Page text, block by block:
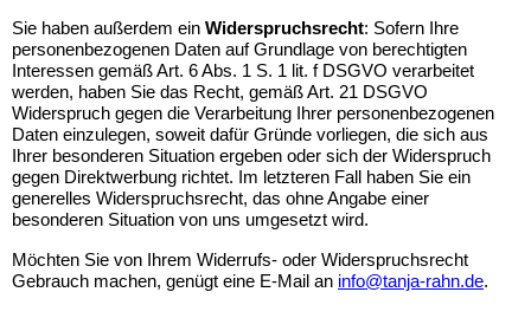
Sie haben außerdem ein Widerspruchsrecht: Sofern Ihre
personenbezogenen Daten auf Grundlage von berechtigten
Interessen gemäß Art. 6 Abs. 1 S. 1 lit. f DSGVO verarbeitet
werden, haben Sie das Recht, gemäß Art. 21 DSGVO
Widerspruch gegen die Verarbeitung Ihrer personenbezogenen
Daten einzulegen, soweit dafür Gründe vorliegen, die sich aus
Ihrer besonderen Situation ergeben oder sich der Widerspruch
gegen Direktwerbung richtet. Im letzteren Fall haben Sie ein
generelles Widerspruchsrecht, das ohne Angabe einer
besonderen Situation von uns umgesetzt wird.
Möchten Sie von Ihrem Widerrufs- oder Widerspruchsrecht
Gebrauch machen, genügt eine E-Mail an info@tanja-rahn.de.